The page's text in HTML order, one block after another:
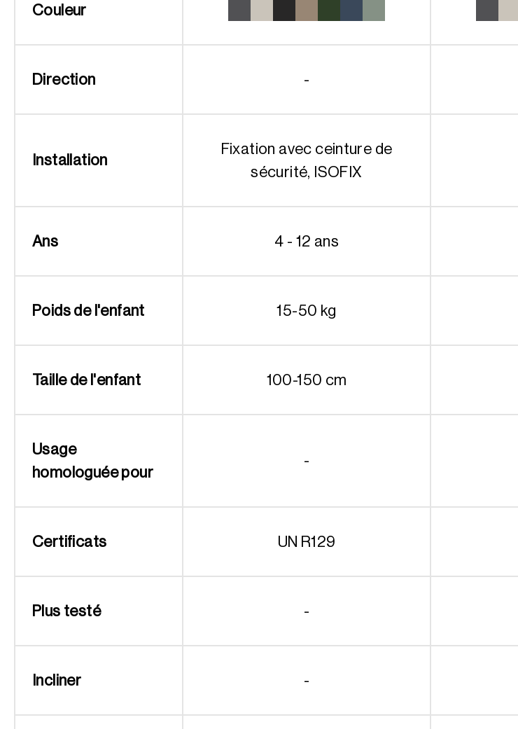
Couleur
Direction -
Installation
Fixation avec ceinture de
sécurité, ISOFIX
Ans 4 - 12 ans
Poids de l'enfant 15-50 kg
Taille de l'enfant 100-150 cm
Usage
homologuée pour
-
Certificats UN R129
Plus testé -
Incliner -